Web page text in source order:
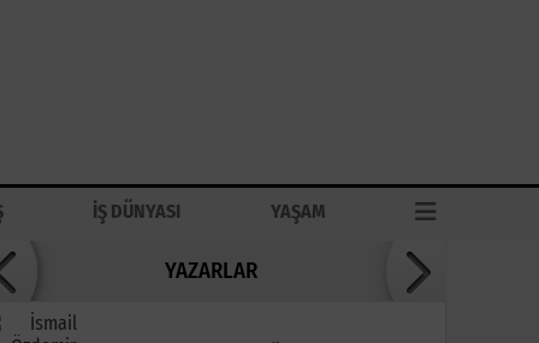
İŞ DÜNYASI YAŞAM
YAZARLAR